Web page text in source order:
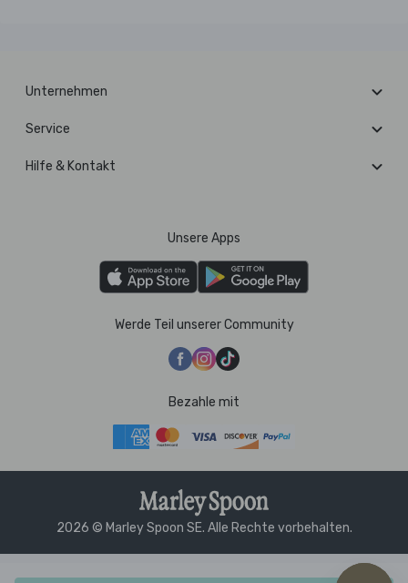
Unternehmen
Service
Hilfe & Kontakt
Unsere Apps
Werde Teil unserer Community
Bezahle mit
2026 © Marley Spoon SE. Alle Rechte vorbehalten.